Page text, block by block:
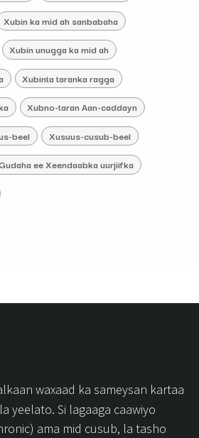
Xubin ka mid ah sanbabaha
Xubin unugga ka mid ah
Xubinta taranka ragga
Xubno-taran Aan-caddayn
beel Xusuus-cusub-beel
ee Xeendaabka uurjiifka
waxaad ka sameysan kartaa
yeelato. Si lagaaga caawiyo
ama mid cusub, la tasho